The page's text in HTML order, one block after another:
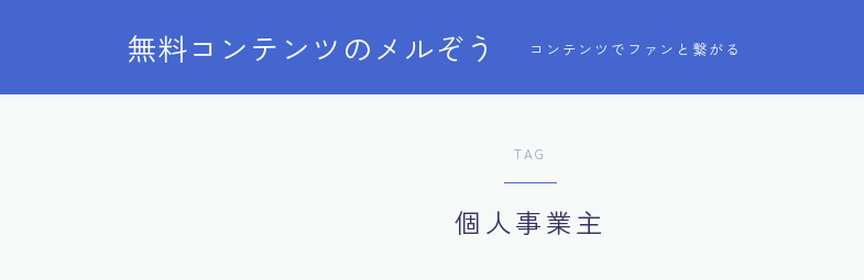
無料コンテンツのメルぞう コンテンツでファンと繋がる
TAG
個人事業主